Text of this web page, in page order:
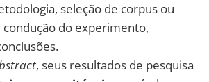
seleção de corpus ou
do experimento,
, seus resultados de pesquisa